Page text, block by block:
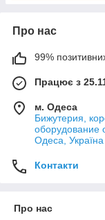
Про нас
99% позитивних
Працює з
м. Одеса
Бижутерия,
оборудование
Одеса, Україна
Контакти
Про нас